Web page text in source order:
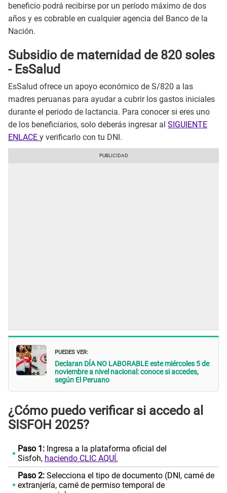
beneficio podrá recibirse por un período máximo de dos
años y es cobrable en cualquier agencia del Banco de la
Nación.
Subsidio de maternidad de 820 soles
- EsSalud
EsSalud ofrece un apoyo económico de S/820 a las
madres peruanas para ayudar a cubrir los gastos iniciales
durante el periodo de lactancia. Para conocer si eres uno
de los beneficiarios, solo deberás ingresar al SIGUIENTE
ENLACE y verificarlo con tu DNI.
PUEDES VER:
Declaran DÍA NO LABORABLE este miércoles 5 de
noviembre a nivel nacional: conoce si accedes,
según El Peruano
¿Cómo puedo verificar si accedo al
SISFOH 2025?
Paso 1:Ingresa a la plataforma oficial del
Sisfoh, haciendo CLIC AQUÍ.
Paso 2:Selecciona el tipo de documento (DNI, carné de
extranjería, carné de permiso temporal de